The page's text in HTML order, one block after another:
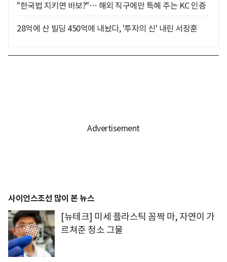
"한국법 지키면 바보?"… 해외 직구에만 특혜 주는 KC 인증
28억에 산 빌딩 450억에 내놨다, '투자의 신' 내린 서장훈
사이언스조선 많이 본 뉴스
[뉴테크] 미세 플라스틱 꼼짝 마, 자연이 가
르쳐준 청소 그물